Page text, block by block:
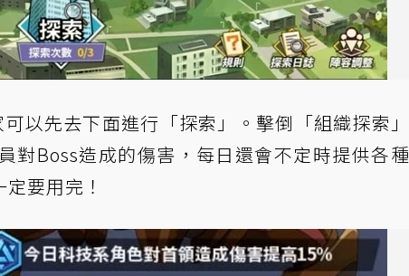
以先去下面進行「探索」。擊倒「組織探索」
對Boss造成的傷害，每日還會不定時提供各種
要用完！